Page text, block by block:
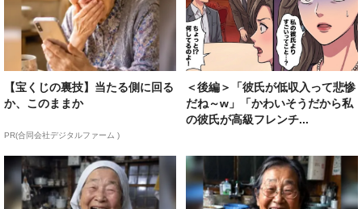
【宝くじの裏技】当たる側に回る
か、このままか
PR(合同会社デジタルファーム )
＜後編＞「彼氏が低収入って悲惨
だね～w」「かわいそうだから私
の彼氏が高級フレンチ...